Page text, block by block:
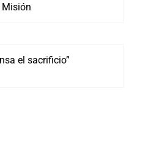
Misión
el sacrificio”